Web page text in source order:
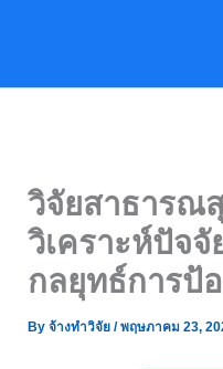
วิจัยสาธารณ
วิเคราะห์ปัจ
กลยุทธ์การป้
By จ้างทำวิจัย /พฤษภาคม 23,